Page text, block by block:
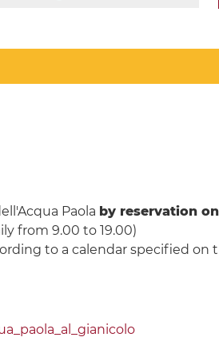
Paola by reservation
from 9.00 to 19.00)
to a calendar specified on